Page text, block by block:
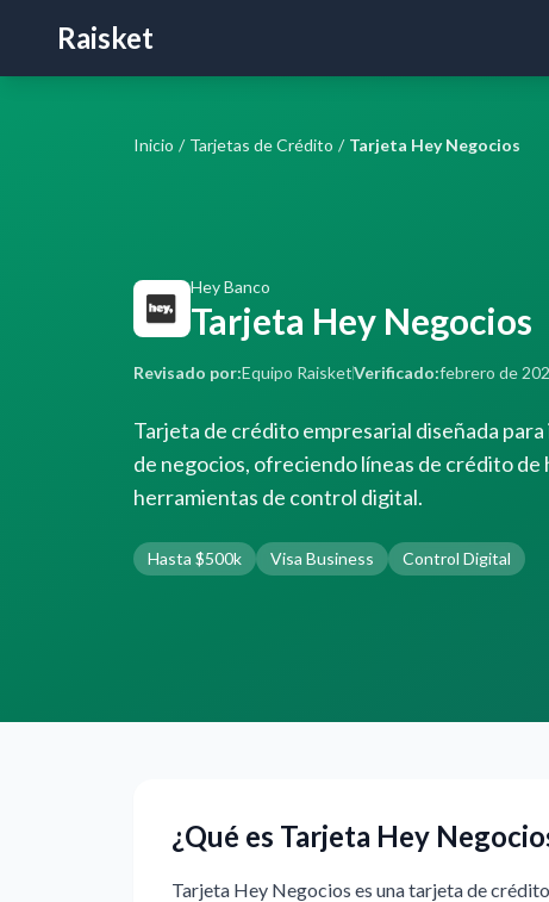
Raisket
Inicio / Tarjetas de Crédito / Tarjeta Hey Negocios
Hey Banco
Tarjeta Hey Negocios
Revisado por:Equipo RaisketVerificado:febrero de
Tarjeta de crédito empresarial diseñada
de negocios, ofreciendo líneas de crédito de
herramientas de control digital.
Hasta $500k Visa Business Control Digital
¿Qué es Tarjeta Hey
Tarjeta Hey Negocios es una tarjeta de